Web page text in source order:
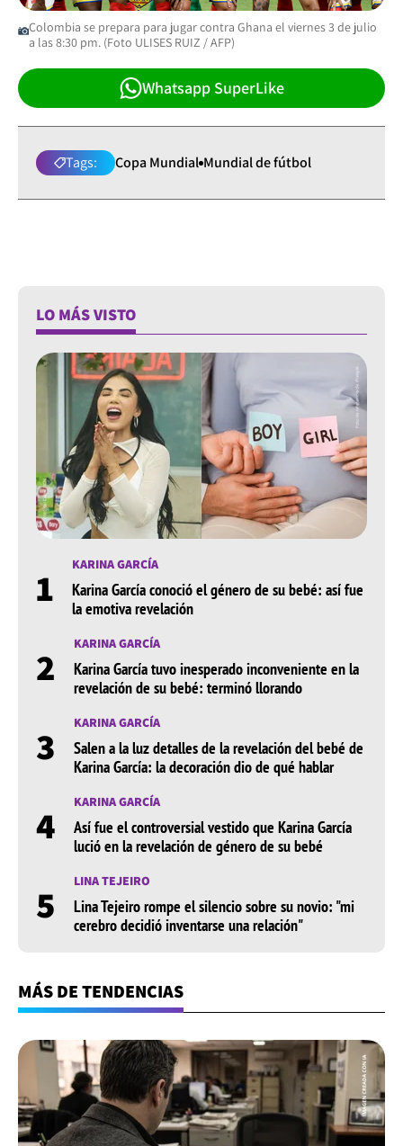
Colombia se prepara para jugar contra Ghana el viernes 3 de julio
a las 8:30 pm. (Foto ULISES RUIZ / AFP)
Whatsapp SuperLike
Tags: Copa Mundial Mundial de fútbol
LO MÁS VISTO
1 KARINA GARCÍA
Karina García conoció el género de su bebé: así fue
la emotiva revelación
2 KARINA GARCÍA
Karina García tuvo inesperado inconveniente en la
revelación de su bebé: terminó llorando
3 KARINA GARCÍA
Salen a la luz detalles de la revelación del bebé de
Karina García: la decoración dio de qué hablar
4 KARINA GARCÍA
Así fue el controversial vestido que Karina García
lució en la revelación de género de su bebé
5 LINA TEJEIRO
Lina Tejeiro rompe el silencio sobre su novio: "mi
cerebro decidió inventarse una relación"
MÁS DE TENDENCIAS